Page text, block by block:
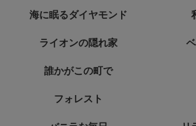
海に眠るダイヤモンド
ライオンの隠れ家
誰かがこの町で
フォレスト